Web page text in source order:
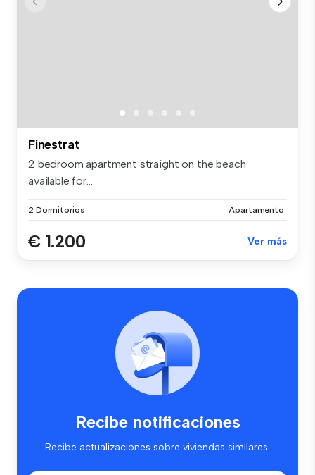
Finestrat
2 bedroom apartment straight on the beach
available for...
2 Dormitorios Apartamento
€ 1.200 Ver más
Recibe notificaciones
Recibe actualizaciones sobre viviendas similares.